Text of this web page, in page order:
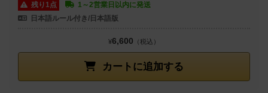
残り1点
1～2営業日以内に発送
日本語ルール付き/日本語版
カートに追加する
¥6,600 （税込）